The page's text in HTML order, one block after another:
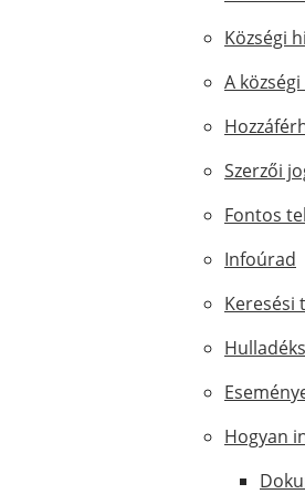
Községi
A
Szerzői
Fontos
Infoúrad
Keresési
Hogyan